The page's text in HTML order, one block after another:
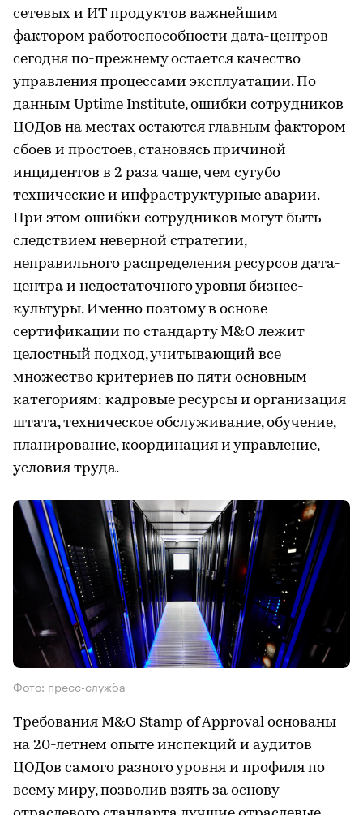
сетевых и ИТ продуктов важнейшим
фактором работоспособности дата-центров
сегодня по-прежнему остается качество
управления процессами эксплуатации. По
данным Uptime Institute, ошибки сотрудников
ЦОДов на местах остаются главным фактором
сбоев и простоев, становясь причиной
инцидентов в 2 раза чаще, чем сугубо
технические и инфраструктурные аварии.
При этом ошибки сотрудников могут быть
следствием неверной стратегии,
неправильного распределения ресурсов дата-
центра и недостаточного уровня бизнес-
культуры. Именно поэтому в основе
сертификации по стандарту M&O лежит
целостный подход, учитывающий все
множество критериев по пяти основным
категориям: кадровые ресурсы и организация
штата, техническое обслуживание, обучение,
планирование, координация и управление,
условия труда.
Фото: пресс-служба
Требования M&O Stamp of Approval основаны
на 20-летнем опыте инспекций и аудитов
ЦОДов самого разного уровня и профиля по
всему миру, позволив взять за основу